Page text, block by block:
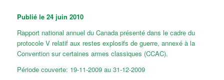
Publié le 24 juin 2010
Rapport national annuel du Canada présenté dans le cadre du
protocole V relatif aux restes explosifs de guerre, annexé à la
Convention sur certaines armes classiques (CCAC).
Période couverte: 19-11-2009 au 31-12-2009